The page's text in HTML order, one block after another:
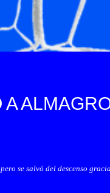
se salvó del descenso